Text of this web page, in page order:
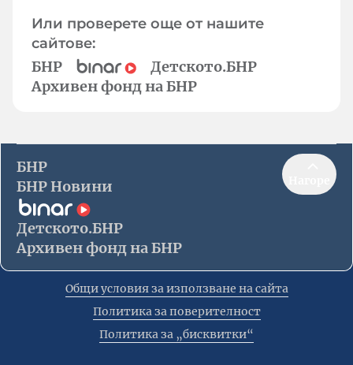
Или проверете още от нашите
сайтове:
БНР
Детското.БНР
Архивен фонд на БНР
БНР
БНР Новини
Детското.БНР
Архивен фонд на БНР
Общи условия за използване на сайта
Политика за поверителност
Политика за „бисквитки“